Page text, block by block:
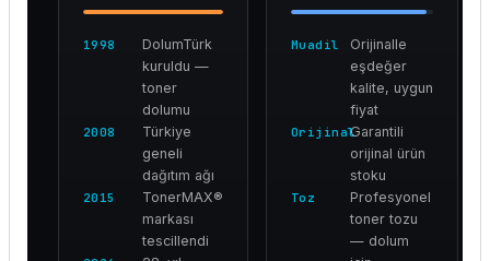
1998
DolumTürk
kuruldu —
toner
dolumu
2008
Türkiye
geneli
dağıtım ağı
2015
TonerMAX®
markası
tescillendi
Muadil
Orijinalle
eşdeğer
kalite, uygun
fiyat
OrijinalGarantili
orijinal ürün
stoku
Toz
Profesyonel
toner tozu
— dolum